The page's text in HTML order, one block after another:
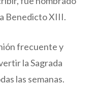
Benedicto XIII.
frecuente y
la Sagrada
las semanas.